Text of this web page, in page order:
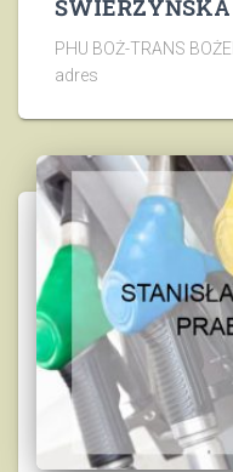
PHU BOŻ-TRANS
adres